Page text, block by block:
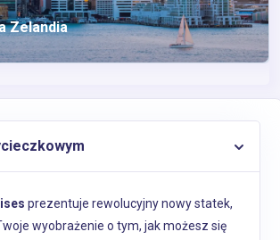
Zelandia
prezentuje rewolucyjny nowy statek,
wyobrażenie o tym, jak możesz się